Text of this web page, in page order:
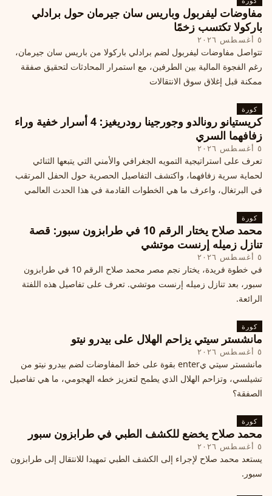
مفاوضات ليفربول وباريس سان جيرمان حول برادلي
باركولا تكتسب زخمًا
٥ أغسطس ٢٠٢٦
تتواصل مفاوضات ليفربول لضم برادلي باركولا من باريس سان جيرمان،
رغم الفجوة المالية بين الطرفين، مع استمرار المحادثات لتحقيق صفقة
ممكنة قبل إغلاق سوق الانتقالات
كورة
كريستيانو رونالدو وجورجينا رودريغيز: 4 أسرار خفية وراء
زفافهما السري
٥ أغسطس ٢٠٢٦
تعرف على استراتيجية التمويه الجغرافي والأمني التي يتبعها الثنائي
لحماية سرية زفافهما، واكتشف التفاصيل الحصرية حول الحفل المرتقب
في البرتغال، واعرف ما هي الخطوات القادمة في هذا الحدث العالمي
كورة
محمد صلاح يختار الرقم 10 في طرابزون سبور: قصة
تنازل زميله إرنست موتشي
٥ أغسطس ٢٠٢٦
في خطوة فريدة، يختار نجم مصر محمد صلاح الرقم 10 في طرابزون
سبور، بعد تنازل زميله إرنست موتشي. تعرف على تفاصيل هذه اللفتة
الرائعة.
كورة
مانشستر سيتي يزاحم الهلال على بيدرو نيتو
٥ أغسطس ٢٠٢٦
مانشستر سيتي يenter بقوة على خط المفاوضات لضم بيدرو نيتو من
تشيلسي، وتزاحم الهلال الذي يطمح لتعزيز خطه الهجومي، ما هي تفاصيل
الصفقة؟
كورة
محمد صلاح يخضع للكشف الطبي في طرابزون سبور
٥ أغسطس ٢٠٢٦
يستعد محمد صلاح لإجراء إلى الكشف الطبي تمهيدا للانتقال إلى طرابزون
سبور.